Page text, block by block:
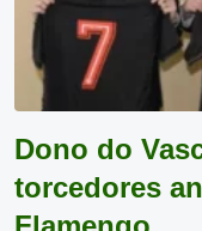
Dono do
torcedores